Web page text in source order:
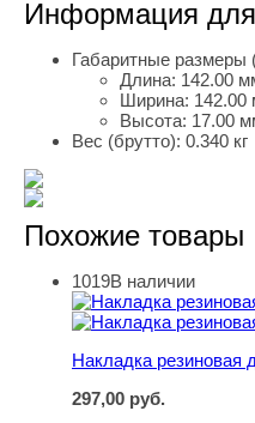
Информация для
Габаритные размеры
Длина: 142.00
Ширина: 142.00
Высота: 17.00
Вес (брутто): 0.340 кг
Похожие товары
Накладка резиновая
1019В наличии
Накладка резиновая
297,00 руб.